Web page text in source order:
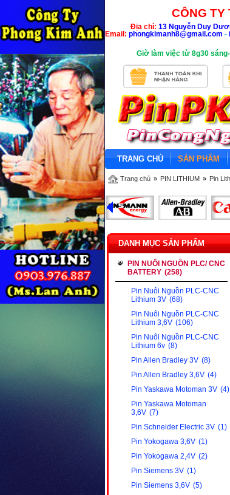
CÔNG TY
Địa chỉ: 13 Nguyễn Duy
Email: phongkimanh8@gmail.com -
Giờ làm việc từ 8g30
TRANG CHỦ SẢN PHẨM
Trang chủ » PIN LITHIUM » Pin
DANH MỤC SẢN PHẨM
PIN NUÔI NGUỒN PLC/ CNC
BATTERY (258)
Pin Nuôi Nguồn PLC-CNC
Lithium 3V (68)
Pin Nuôi Nguồn PLC-CNC
Lithium 3,6V (106)
Pin Nuôi Nguồn PLC-CNC
Lithium 6v (8)
Pin Allen Bradley 3V (8)
Pin Allen Bradley 3,6V (4)
Pin Yaskawa Motoman 3V (4)
Pin Yaskawa Motoman
3,6V (7)
Pin Schneider Electric 3V (1)
Pin Yokogawa 3,6V (1)
Pin Yokogawa 2,4V (2)
Pin Siemens 3V (1)
Pin Siemens 3,6V (5)